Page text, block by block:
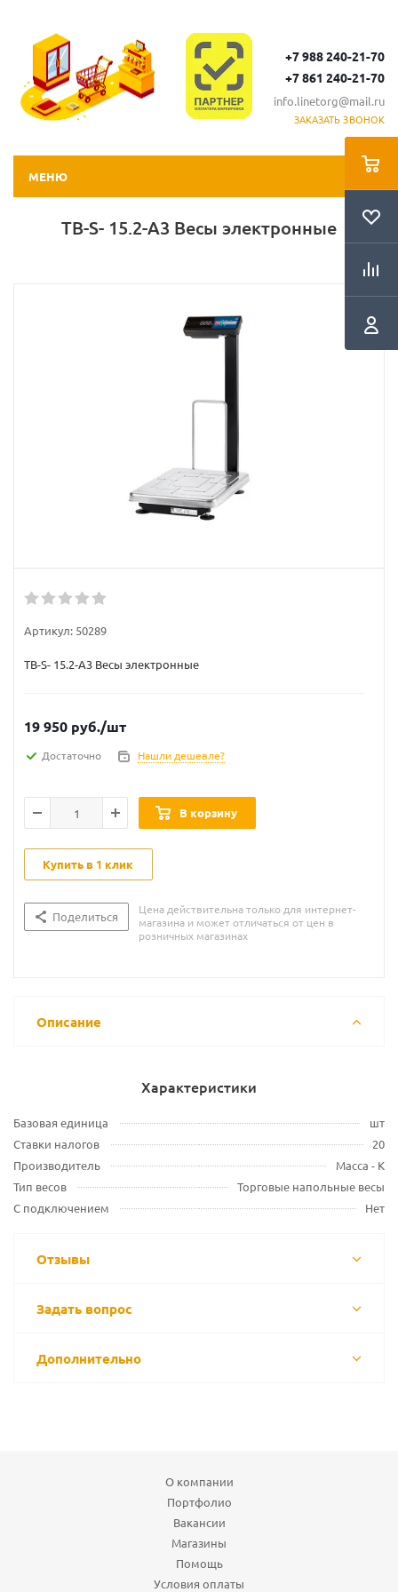
+7 988 240-21-70
+7 861 240-21-70
info.linetorg@mail.ru
ЗАКАЗАТЬ ЗВОНОК
МЕНЮ
ТВ-S- 15.2-А3 Весы электронные
Артикул: 50289
ТВ-S- 15.2-А3 Весы электронные
19 950 руб./шт
Достаточно Нашли дешевле?
В корзину
Купить в 1 клик
Поделиться
Цена действительна только для интернет-
магазина и может отличаться от цен в
розничных магазинах
Описание
Характеристики
Базовая единица
шт
Ставки налогов
20
Производитель
Масса - К
Тип весов
Торговые напольные весы
С подключением
Нет
Отзывы
Задать вопрос
Дополнительно
О компании
Портфолио
Вакансии
Магазины
Помощь
Условия оплаты